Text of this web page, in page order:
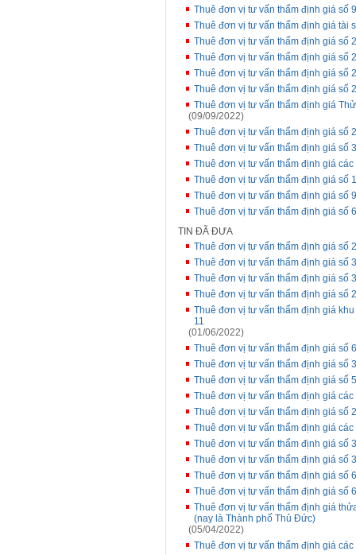
Thuê đơn vị tư vấn thẩm định giá số
Thuê đơn vị tư vấn thẩm định giá tài
Thuê đơn vị tư vấn thẩm định giá số
Thuê đơn vị tư vấn thẩm định giá số
Thuê đơn vị tư vấn thẩm định giá số
Thuê đơn vị tư vấn thẩm định giá số
Thuê đơn vị tư vấn thẩm định giá
(09/09/2022)
Thuê đơn vị tư vấn thẩm định giá số
Thuê đơn vị tư vấn thẩm định giá số
Thuê đơn vị tư vấn thẩm định giá các
Thuê đơn vị tư vấn thẩm định giá số
Thuê đơn vị tư vấn thẩm định giá số
Thuê đơn vị tư vấn thẩm định giá số
TIN ĐÃ ĐƯA
Thuê đơn vị tư vấn thẩm định giá số
Thuê đơn vị tư vấn thẩm định giá số
Thuê đơn vị tư vấn thẩm định giá số
Thuê đơn vị tư vấn thẩm định giá số
Thuê đơn vị tư vấn thẩm định giá
11
(01/06/2022)
Thuê đơn vị tư vấn thẩm định giá số
Thuê đơn vị tư vấn thẩm định giá số
Thuê đơn vị tư vấn thẩm định giá số
Thuê đơn vị tư vấn thẩm định giá
Thuê đơn vị tư vấn thẩm định giá số
Thuê đơn vị tư vấn thẩm định giá
Thuê đơn vị tư vấn thẩm định giá số
Thuê đơn vị tư vấn thẩm định giá số
Thuê đơn vị tư vấn thẩm định giá số
Thuê đơn vị tư vấn thẩm định giá số
Thuê đơn vị tư vấn thẩm định giá
(nay là Thành phố Thủ Đức)
(05/04/2022)
Thuê đơn vị tư vấn thẩm định giá